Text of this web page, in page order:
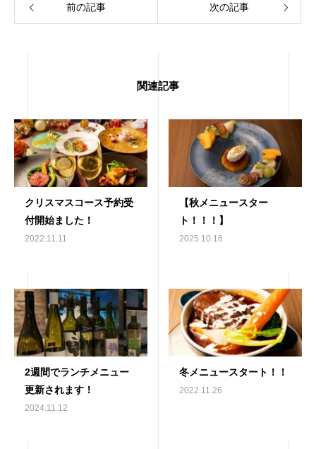
前の記事 次の記事
関連記事
クリスマスコース予約受
付開始ました！
2022.11.11
【秋メニュースター
ト！！！】
2025.10.16
2週間でランチメニュー
更新されます！
2024.11.12
冬メニュースタート！！
2022.11.26